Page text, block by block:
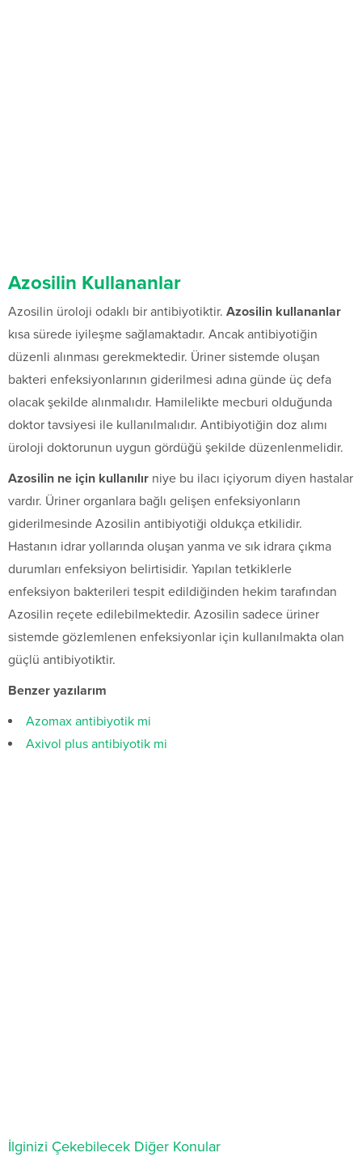
Azosilin Kullananlar
Azosilin üroloji odaklı bir antibiyotiktir. Azosilin kullananlar
kısa sürede iyileşme sağlamaktadır. Ancak antibiyotiğin
düzenli alınması gerekmektedir. Üriner sistemde oluşan
bakteri enfeksiyonlarının giderilmesi adına günde üç defa
olacak şekilde alınmalıdır. Hamilelikte mecburi olduğunda
doktor tavsiyesi ile kullanılmalıdır. Antibiyotiğin doz alımı
üroloji doktorunun uygun gördüğü şekilde düzenlenmelidir.
Azosilin ne için kullanılır niye bu ilacı içiyorum diyen hastalar
vardır. Üriner organlara bağlı gelişen enfeksiyonların
giderilmesinde Azosilin antibiyotiği oldukça etkilidir.
Hastanın idrar yollarında oluşan yanma ve sık idrara çıkma
durumları enfeksiyon belirtisidir. Yapılan tetkiklerle
enfeksiyon bakterileri tespit edildiğinden hekim tarafından
Azosilin reçete edilebilmektedir. Azosilin sadece üriner
sistemde gözlemlenen enfeksiyonlar için kullanılmakta olan
güçlü antibiyotiktir.
Benzer yazılarım
Azomax antibiyotik mi
Axivol plus antibiyotik mi
İlginizi Çekebilecek Diğer Konular